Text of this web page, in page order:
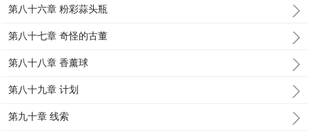
第八十六章 粉彩蒜头瓶
第八十七章 奇怪的古董
第八十八章 香薰球
第八十九章 计划
第九十章 线索